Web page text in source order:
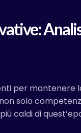
per
solo
di